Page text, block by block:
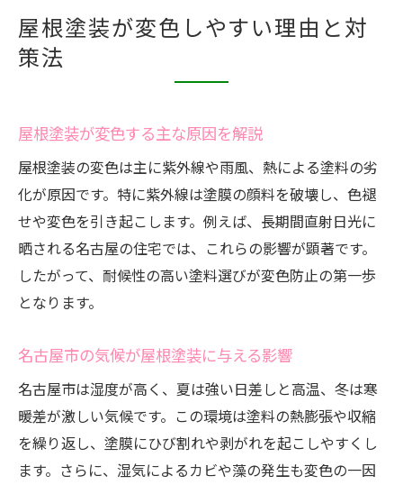
定期点検で屋根塗装の変色を早期発見
名古屋市で屋根塗装を検討する際の注意点
助成金や補助金の有無を事前に確認
屋根塗装の保証内容をしっかり比較検討
費用相場を複数情報源で比較する重要性
屋根塗装と外壁塗装のセット施工の利点
色褪せしにくい屋根塗装の選び方を徹底解説
色褪せしにくい屋根塗装の塗料選択方法
耐久性重視の屋根塗装カラー選びのコツ
屋根塗装の色褪せ対策に有効な塗料成分
実例から学ぶ屋根塗装色選びのポイント
長く美観を保つための屋根塗装管理方法
変色リスクを抑える塗料の選定ポイント
屋根塗装が変色しやすい理由と対
策法
屋根塗装が変色する主な原因を解説
屋根塗装の変色は主に紫外線や雨風、熱による塗料の劣
化が原因です。特に紫外線は塗膜の顔料を破壊し、色褪
せや変色を引き起こします。例えば、長期間直射日光に
晒される名古屋の住宅では、これらの影響が顕著です。
したがって、耐候性の高い塗料選びが変色防止の第一歩
となります。
名古屋市の気候が屋根塗装に与える影響
名古屋市は湿度が高く、夏は強い日差しと高温、冬は寒
暖差が激しい気候です。この環境は塗料の熱膨張や収縮
を繰り返し、塗膜にひび割れや剥がれを起こしやすくし
ます。さらに、湿気によるカビや藻の発生も変色の一因